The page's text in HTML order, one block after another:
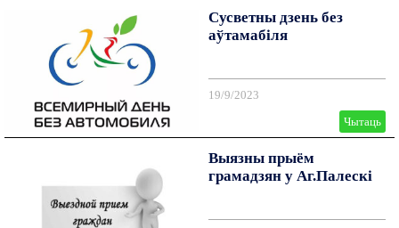
Сусветны дзень без
аўтамабіля
19/9/2023
Чытаць
Выязны прыём
грамадзян у Аг.Палескі